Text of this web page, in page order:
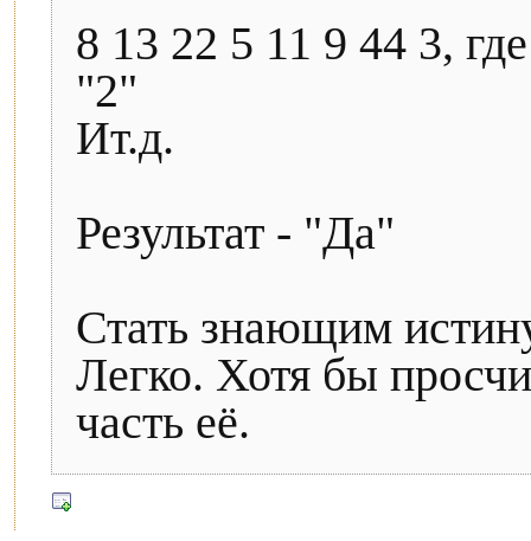
8 13 22 5 11 9 44 3,
"2"
Ит.д.
Результат - "Да"
Стать знающим
Легко. Хотя бы
часть её.